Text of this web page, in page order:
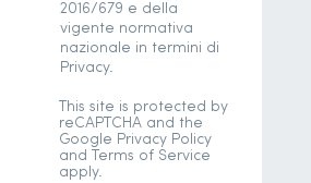
2016/679 e della
vigente normativa
nazionale in termini di
Privacy.
This site is protected by
reCAPTCHA and the
Google Privacy Policy
and Terms of Service
apply.